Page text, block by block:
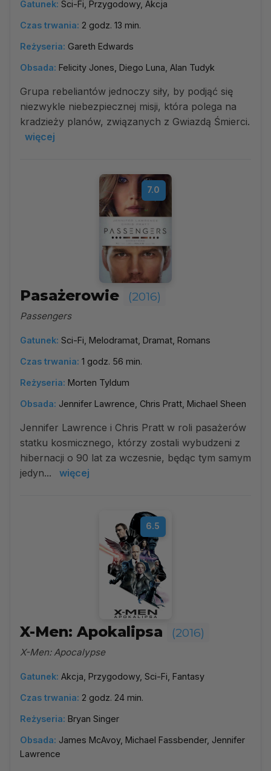
Gatunek: Sci-Fi, Przygodowy, Akcja
Czas trwania: 2 godz. 13 min.
Reżyseria: Gareth Edwards
Obsada: Felicity Jones, Diego Luna, Alan Tudyk
Grupa rebeliantów jednoczy siły, by podjąć się
niezwykle niebezpiecznej misji, która polega na
kradzieży planów, związanych z Gwiazdą Śmierci.
więcej
7.0
Pasażerowie (2016)
Passengers
Gatunek: Sci-Fi, Melodramat, Dramat, Romans
Czas trwania: 1 godz. 56 min.
Reżyseria: Morten Tyldum
Obsada: Jennifer Lawrence, Chris Pratt, Michael Sheen
Jennifer Lawrence i Chris Pratt w roli pasażerów
statku kosmicznego, którzy zostali wybudzeni z
hibernacji o 90 lat za wczesnie, będąc tym samym
jedyn...
więcej
6.5
X-Men: Apokalipsa (2016)
X-Men: Apocalypse
Gatunek: Akcja, Przygodowy, Sci-Fi, Fantasy
Czas trwania: 2 godz. 24 min.
Reżyseria: Bryan Singer
Obsada: James McAvoy, Michael Fassbender, Jennifer
Lawrence